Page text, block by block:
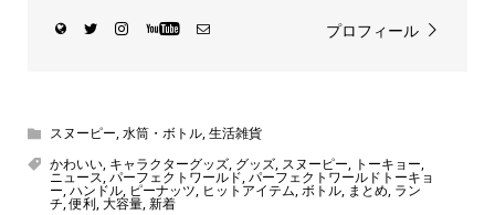
プロフィール
スヌーピー,水筒・ボトル,生活雑貨
かわいい, キャラクターグッズ, グッズ, スヌーピー, トーキョー,
ニュース,パーフェクトワールド,パーフェクトワールドトーキョ
ー,ハンドル, ピーナッツ, ヒットアイテム,ボトル, まとめ, ラン
チ,便利,大容量,新着